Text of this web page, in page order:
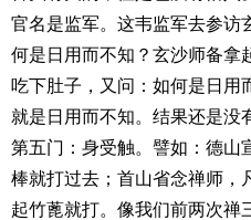
官名是监军。这韦监军去参访
何是日用而不知？玄沙师备拿
吃下肚子，又问：如何是日用
就是日用而不知。结果还是没
第五门：身受触。譬如：德山
棒就打过去；首山省念禅师，
起竹蓖就打。像我们前两次禅